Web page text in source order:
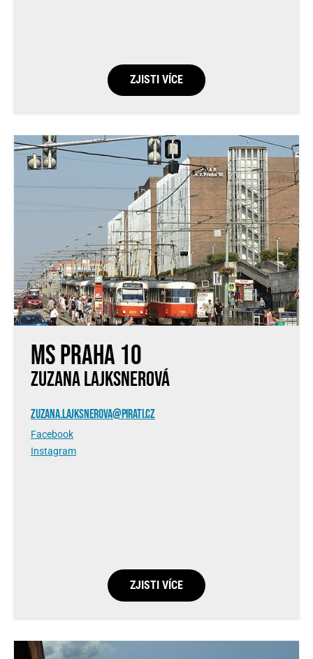
ZJISTI VÍCE
MS Praha 10
ZUZANA LAJKSNEROVÁ
ZUZANA.LAJKSNEROVA@PIRATI.CZ
Facebook
Instagram
ZJISTI VÍCE